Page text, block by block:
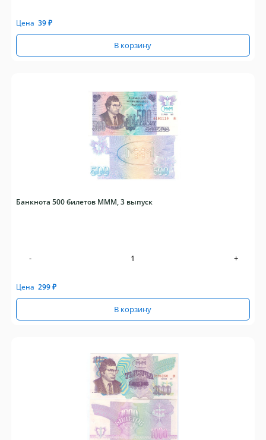
Цена 39₽
В корзину
Банкнота 500 билетов МММ, 3 выпуск
- +
Цена 299₽
В корзину